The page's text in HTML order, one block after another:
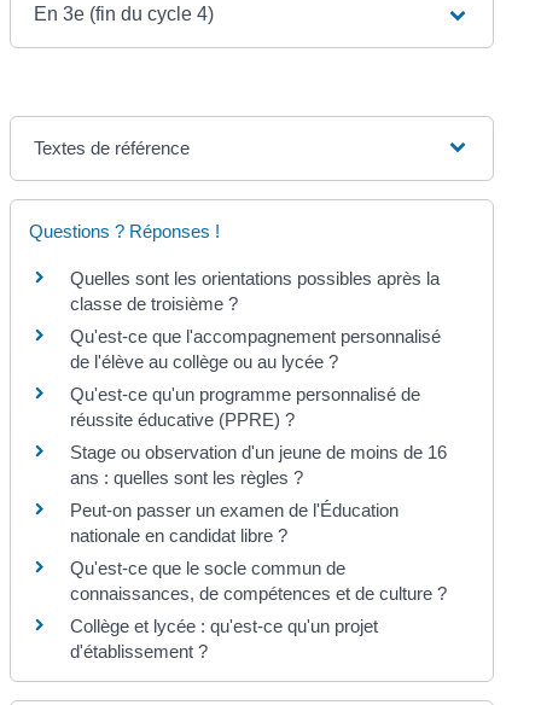
En 3e (fin du cycle 4)
Textes de référence
Questions ? Réponses !
Quelles sont les orientations possibles après la
classe de troisième ?
Qu'est-ce que l'accompagnement personnalisé
de l'élève au collège ou au lycée ?
Qu'est-ce qu'un programme personnalisé de
réussite éducative (PPRE) ?
Stage ou observation d'un jeune de moins de 16
ans : quelles sont les règles ?
Peut-on passer un examen de l'Éducation
nationale en candidat libre ?
Qu'est-ce que le socle commun de
connaissances, de compétences et de culture ?
Collège et lycée : qu'est-ce qu'un projet
d'établissement ?